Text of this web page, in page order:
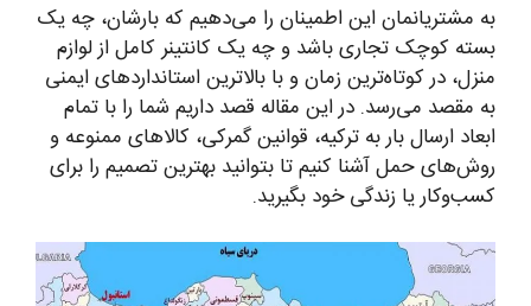
به مشتریانمان این اطمینان را می‌دهیم که بارشان، چه یک
بسته کوچک تجاری باشد و چه یک کانتینر کامل از لوازم
منزل، در کوتاه‌ترین زمان و با بالاترین استانداردهای ایمنی
به مقصد می‌رسد. در این مقاله قصد داریم شما را با تمام
ابعاد ارسال بار به ترکیه، قوانین گمرکی، کالاهای ممنوعه و
روش‌های حمل آشنا کنیم تا بتوانید بهترین تصمیم را برای
کسب‌وکار یا زندگی خود بگیرید.